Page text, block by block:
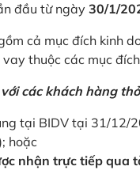
đầu từ ngày 30/1/
cả mục đích kinh
thuộc các mục
các khách hàng
tại BIDV tại 31/12/
hoặc
nhận trực tiếp qua